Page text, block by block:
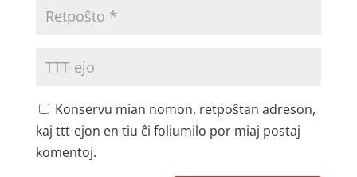
Konservu mian nomon, retpoŝtan adreson,
kaj ttt-ejon en tiu ĉi foliumilo por miaj postaj
komentoj.